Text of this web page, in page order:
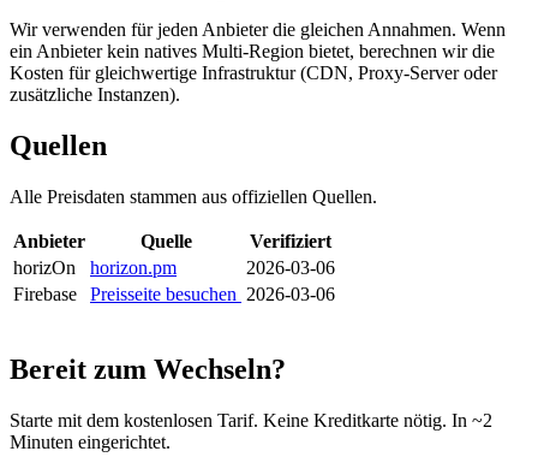
Wir verwenden für jeden Anbieter die gleichen Annahmen. Wenn
ein Anbieter kein natives Multi-Region bietet, berechnen wir die
Kosten für gleichwertige Infrastruktur (CDN, Proxy-Server oder
zusätzliche Instanzen).
Quellen
Alle Preisdaten stammen aus offiziellen Quellen.
Anbieter Quelle
Verifiziert
horizOn
horizon.pm
2026-03-06
Firebase
Preisseite besuchen 2026-03-06
Bereit zum Wechseln?
Starte mit dem kostenlosen Tarif. Keine Kreditkarte nötig. In ~2
Minuten eingerichtet.